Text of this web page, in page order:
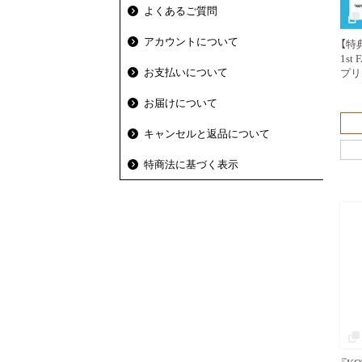
よくあるご質問
アカウントについて
お支払いについて
お届けについて
キャンセルと返品について
特商法に基づく表示
【
1st
プ